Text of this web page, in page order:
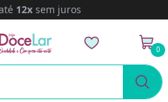
12xsem juros
0